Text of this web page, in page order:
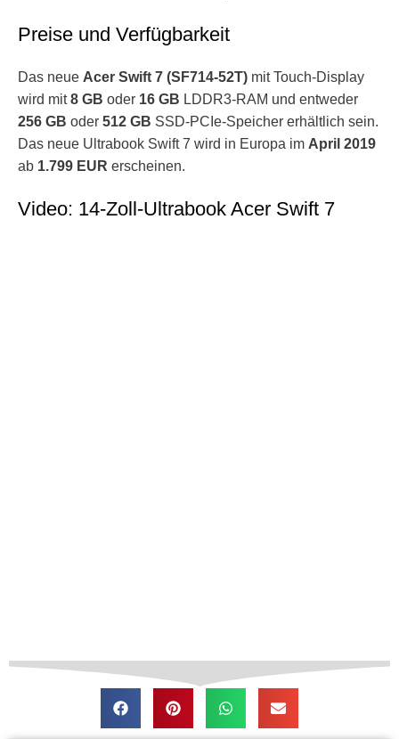
Preise und Verfügbarkeit
Das neue Acer Swift 7 (SF714-52T) mit Touch-Display
wird mit8 GB oder 16 GB LDDR3-RAM und entweder
256 GB oder 512 GB SSD-PCIe-Speicher erhältlich sein.
Das neue Ultrabook Swift 7 wird in Europa im April 2019
ab 1.799 EUR erscheinen.
Video: 14-Zoll-Ultrabook Acer Swift 7